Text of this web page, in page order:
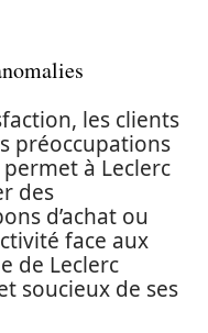
les clients
préoccupations
à Leclerc
des
d’achat ou
face aux
de Leclerc
soucieux de ses